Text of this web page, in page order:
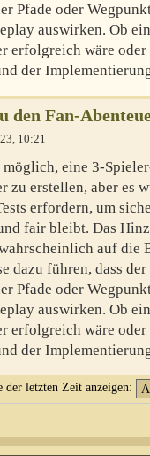
Pfade oder
auswirken. Ob
erfolgreich wäre
der
den Fan-
10:21
eine 3-
zu erstellen, aber es
erfordern, um
fair bleibt. Das
auf die
dazu führen, dass
Pfade oder
auswirken. Ob
erfolgreich wäre
der
der letzten Zeit anzeigen: